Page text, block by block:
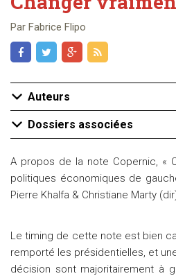
QUI SOMMES NOUS ?
ACHAT/ABONNEMENT
Par Fabrice Flipo
Auteurs
Dossiers associées
A propos de la note Copernic, «
politiques économiques de
Pierre Khalfa & Christiane Marty
Le timing de cette note est bien
remporté les présidentielles, et
décision sont majoritairement à